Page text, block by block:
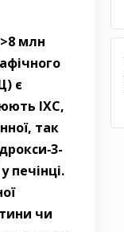
млн
є
ІХС,
так
печінці.
чи